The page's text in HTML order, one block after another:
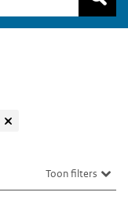
Toon filters